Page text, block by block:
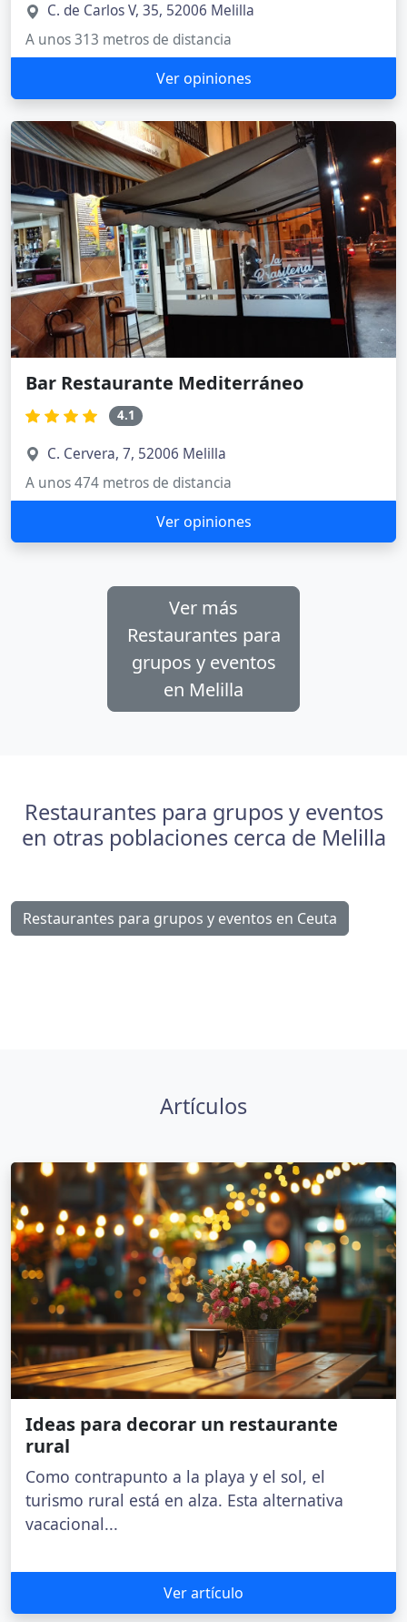
C. de Carlos V, 35, 52006 Melilla
A unos 313 metros de distancia
Ver opiniones
Bar Restaurante Mediterráneo
4.1
C. Cervera, 7, 52006 Melilla
A unos 474 metros de distancia
Ver opiniones
Ver más
Restaurantes para
grupos y eventos
en Melilla
Restaurantes para grupos y eventos
en otras poblaciones cerca de Melilla
Restaurantes para grupos y eventos en Ceuta
Artículos
Ideas para decorar un restaurante
rural
Como contrapunto a la playa y el sol, el
turismo rural está en alza. Esta alternativa
vacacional...
Ver artículo